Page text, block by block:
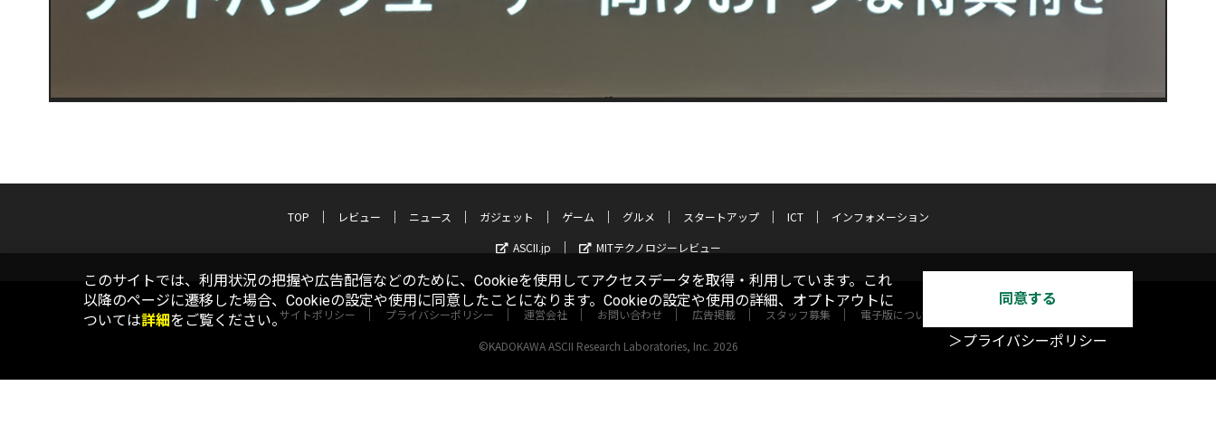
TOP レビュー ニュース ガジェット ゲーム グルメ スタートアップ ICT
インフォメーション
ASCII.jp
MITテクノロジーレビュー
サイトポリシー プライバシーポリシー 運営会社 お問い合わせ 広告掲載 スタッフ募集 電子版について
©KADOKAWA ASCII Research Laboratories, Inc. 2026
このサイトでは、利用状況の把握や広告配信などのために、Cookieを使用してアクセスデータを取得・利用しています。これ
以降のページに遷移した場合、Cookieの設定や使用に同意したことになります。Cookieの設定や使用の詳細、オプトアウトに
ついては詳細をご覧ください。
同意する
＞プライバシーポリシー